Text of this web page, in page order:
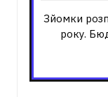
Зйомки
року.